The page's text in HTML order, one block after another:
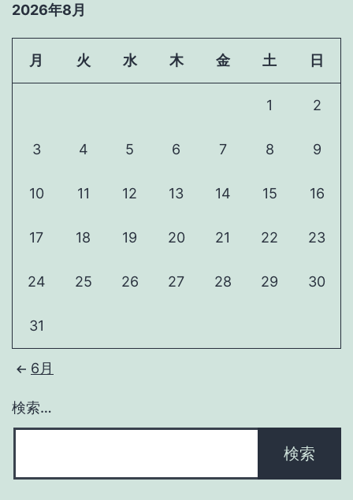
2026年8月
月 火 水 木 金 土 日
1 2
3 4 5 6 7 8 9
10 11 12 13 14 15 16
17 18 19 20 21 22 23
24 25 26 27 28 29 30
31
6月
検索…